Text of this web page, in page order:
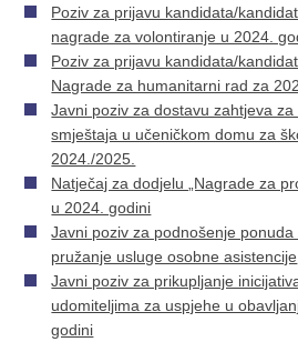
Poziv za prijavu kandidata/
nagrade za volontiranje u 2024.
Poziv za prijavu kandidata/
Nagrade za humanitarni rad za
Javni poziv za dostavu zahtjeva
smještaja u učeničkom domu za
2024./2025.
Natječaj za dodjelu „Nagrade za
u 2024. godini
Javni poziv za podnošenje
pružanje usluge osobne asistencije
Javni poziv za prikupljanje
udomiteljima za uspjehe u
godini